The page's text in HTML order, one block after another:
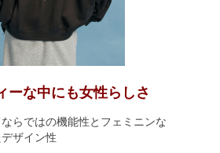
ーな中にも女性らしさ
らではの機能性とフェミニンな
ザイン性